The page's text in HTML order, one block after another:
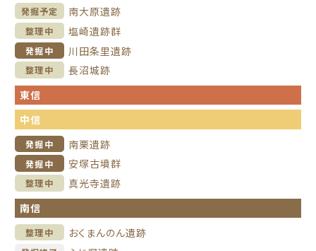
発掘予定 南大原遺跡
整理中 塩崎遺跡群
発掘中 川田条里遺跡
整理中
長沼城跡
東信
中信
発掘中 南栗遺跡
発掘中 安塚古墳群
整理中
真光寺遺跡
南信
整理中 おくまんのん遺跡